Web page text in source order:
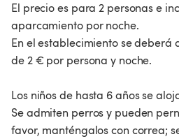
El precio es para 2 personas e
aparcamiento por noche.
En el establecimiento se deberá
de 2 € por persona y noche.
Los niños de hasta 6 años se
Se admiten perros y pueden
favor, manténgalos con correa;